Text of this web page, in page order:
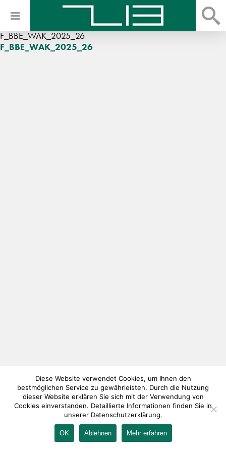
F_BBE_WAK_2025_26
F_BBE_WAK_2025_26
IMPRESSUM KONTAKT AGB DATENSCHUTZ
Diese Website verwendet Cookies, um Ihnen den
bestmöglichen Service zu gewährleisten. Durch die Nutzung
dieser Website erklären Sie sich mit der Verwendung von
Cookies einverstanden. Detaillierte Informationen finden Sie in
unserer Datenschutzerklärung.
OK Ablehnen Mehr erfahren